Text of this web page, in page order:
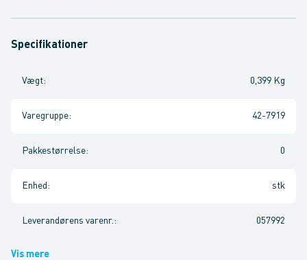
Specifikationer
Vægt: 0,399 Kg
Varegruppe: 42-7919
Pakkestørrelse: 0
Enhed : stk
Leverandørens varenr. : 057992
Vis mere